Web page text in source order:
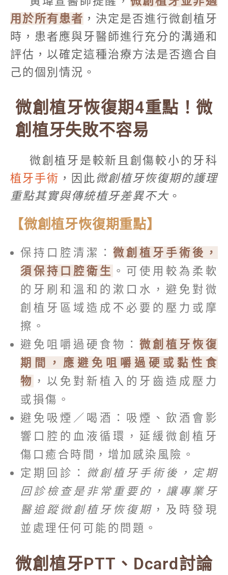
用於所有患者 ，決定是否進行微創植牙
時，患者應與牙醫師進行充分的溝通和
評估，以確定這種治療方法是否適合自
己的個別情況。
微創植牙恢復期4重點！微
創植牙失敗不容易
微創植牙是較新且創傷較小的牙科
植牙手術 ，因此微創植牙恢復期的護理
重點其實與傳統植牙差異不大 。
【微創植牙恢復期重點】
保持口腔清潔： 微創植牙手術後，
須保持口腔衛生 。可使用較為柔軟
的牙刷和溫和的漱口水，避免對微
創植牙區域造成不必要的壓力或摩
擦。
避免咀嚼過硬食物： 微創植牙恢復
期間，應避免咀嚼過硬或黏性食
物 ，以免對新植入的牙齒造成壓力
或損傷。
避免吸煙／喝酒：吸煙、飲酒會影
響口腔的血液循環，延緩微創植牙
傷口癒合時間，增加感染風險。
定期回診： 微創植牙手術後，定期
回診檢查是非常重要的，讓專業牙
醫追蹤微創植牙恢復期 ，及時發現
並處理任何可能的問題。
微創植牙PTT、Dcard討論